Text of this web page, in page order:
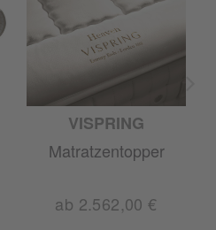
VISPRING
Matratzentopper
ab 2.562,00 €